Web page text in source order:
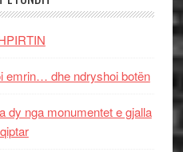
emrin… dhe ndryshoi botën
dy nga monumentet e gjalla